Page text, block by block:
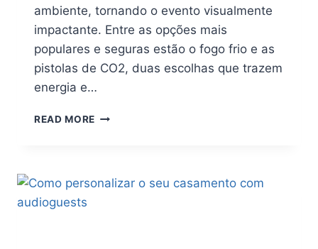
ambiente, tornando o evento visualmente
impactante. Entre as opções mais
populares e seguras estão o fogo frio e as
pistolas de CO2, duas escolhas que trazem
energia e…
READ MORE